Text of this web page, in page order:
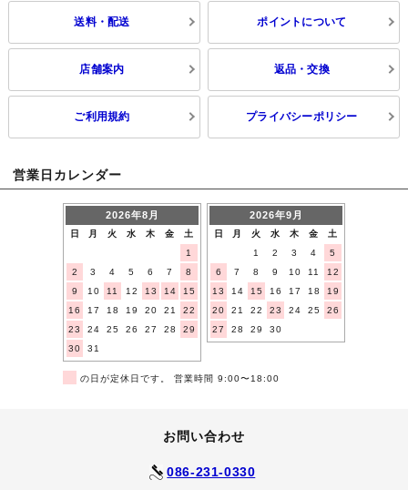
送料・配送 ポイントについて
店舗案内 返品・交換
ご利用規約 プライバシーポリシー
営業日カレンダー
2026年8月
日 月 火 水 木 金
土
1
2
3 4 5 6 7
8
9
10 11 12 13 14
15
16
17 18 19 20 21
22
23
24 25 26 27 28
29
30
31
2026年9月
日 月 火 水 木 金
土
1
2 3 4
5
6
7 8 9 10 11
12
13
14 15 16 17 18
19
20
21 22 23 24 25
26
27
28 29 30
の日が定休日です。 営業時間 9:00〜18:00
お問い合わせ
086-231-0330